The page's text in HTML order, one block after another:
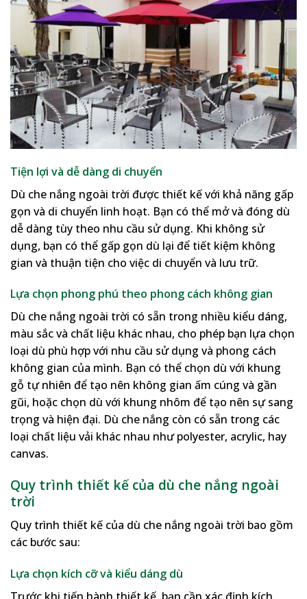
Tiện lợi và dễ dàng di chuyển
Dù che nắng ngoài trời được thiết kế với khả năng gấp
gọn và di chuyển linh hoạt. Bạn có thể mở và đóng dù
dễ dàng tùy theo nhu cầu sử dụng. Khi không sử
dụng, bạn có thể gấp gọn dù lại để tiết kiệm không
gian và thuận tiện cho việc di chuyển và lưu trữ.
Lựa chọn phong phú theo phong cách không gian
Dù che nắng ngoài trời có sẵn trong nhiều kiểu dáng,
màu sắc và chất liệu khác nhau, cho phép bạn lựa chọn
loại dù phù hợp với nhu cầu sử dụng và phong cách
không gian của mình. Bạn có thể chọn dù với khung
gỗ tự nhiên để tạo nên không gian ấm cúng và gần
gũi, hoặc chọn dù với khung nhôm để tạo nên sự sang
trọng và hiện đại. Dù che nắng còn có sẵn trong các
loại chất liệu vải khác nhau như polyester, acrylic, hay
canvas.
Quy trình thiết kế của dù che nắng ngoài
trời
Quy trình thiết kế của dù che nắng ngoài trời bao gồm
các bước sau:
Lựa chọn kích cỡ và kiểu dáng dù
Trước khi tiến hành thiết kế, bạn cần xác định kích